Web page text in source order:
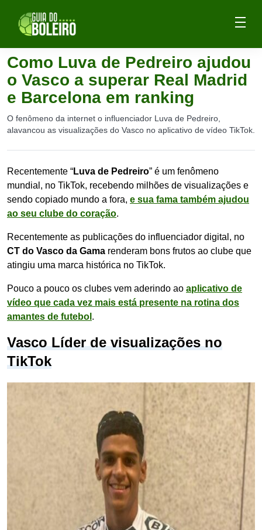
Como Luva de Pedreiro ajudou
o Vasco a superar Real Madrid
e Barcelona em ranking
O fenômeno da internet o influenciador Luva de Pedreiro,
alavancou as visualizações do Vasco no aplicativo de vídeo TikTok.
Recentemente “Luva de Pedreiro” é um fenômeno
mundial, no TikTok, recebendo milhões de visualizações e
sendo copiado mundo a fora, e sua fama também ajudou
ao seu clube do coração.
Recentemente as publicações do influenciador digital, no
CT do Vasco da Gama renderam bons frutos ao clube que
atingiu uma marca histórica no TikTok.
Pouco a pouco os clubes vem aderindo ao aplicativo de
vídeo que cada vez mais está presente na rotina dos
amantes de futebol .
Vasco Líder de visualizações no
TikTok